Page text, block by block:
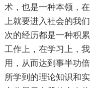
术，也是一种本领，
上就要进入社会的我
次的经历都是一种积
工作上，在学习上，
用，从而达到事半功
所学到的理论知识和